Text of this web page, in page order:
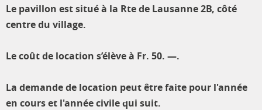
Le pavillon est situé à la Rte de Lausanne 2B, côté
centre du village.
Le coût de location s’élève à Fr. 50. —.
La demande de location peut être faite pour l'année
en cours et l'année civile qui suit.